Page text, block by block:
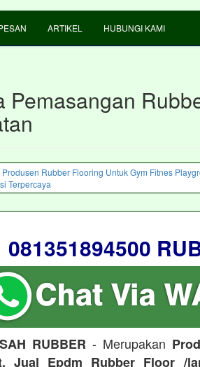
ARTIKEL HUBUNGI KAMI
Pemasangan
081351894500
RUBBER - Merupakan
Jual Epdm Rubber Floor /